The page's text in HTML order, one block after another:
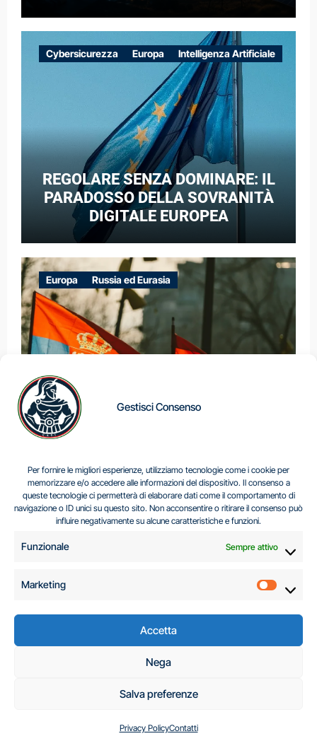
Gestisci Consenso
Per fornire le migliori esperienze, utilizziamo tecnologie come i cookie per
memorizzare e/o accedere alle informazioni del dispositivo. Il consenso a
queste tecnologie ci permetterà di elaborare dati come il comportamento di
navigazione o ID unici su questo sito. Non acconsentire o ritirare il consenso può
influire negativamente su alcune caratteristiche e funzioni.
Funzionale Sempre attivo
Marketing
Accetta
Nega
Salva preferenze
Privacy PolicyContatti
CASO DELLE RETI ELETTRICHE
EUROPEE NEL CONTESTO DELLA
GUERRA IBRIDA
Cybersicurezza Europa Intelligenza Artificiale
REGOLARE SENZA DOMINARE: IL
PARADOSSO DELLA SOVRANITÀ
DIGITALE EUROPEA
Europa Russia ed Eurasia
Centro Analisi e Studi Italus © Tutti i diritti riservati
C.A.S.I. – Centro
Analisi e Studi Italus